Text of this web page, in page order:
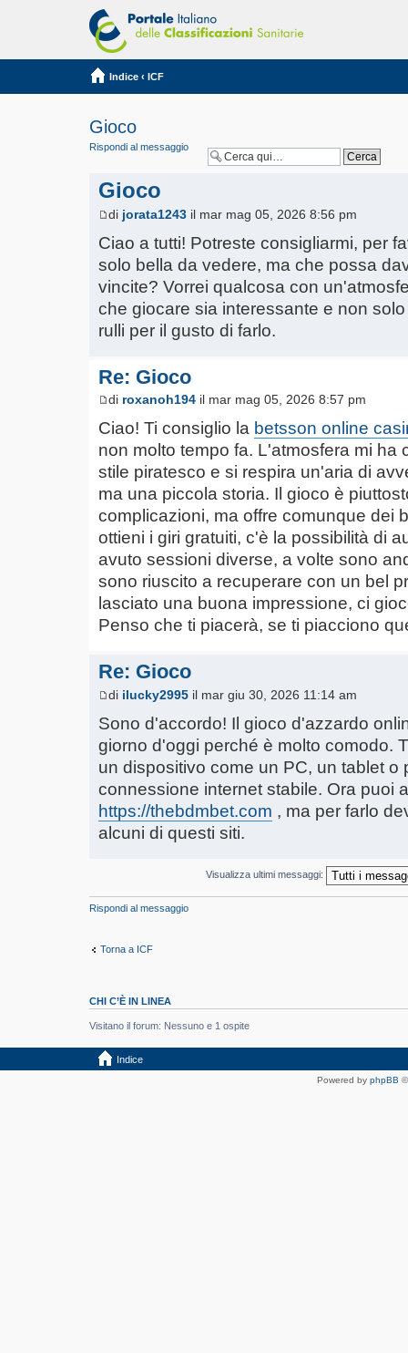
Indice ‹ ICF
Gioco
Rispondi al messaggio
Gioco
di jorata1243 il mar mag 05, 2026 8:56 pm
Ciao a tutti! Potreste consigliarmi, per
solo bella da vedere, ma che possa
vincite? Vorrei qualcosa con
che giocare sia interessante e non
rulli per il gusto di farlo.
Re: Gioco
di roxanoh194 il mar mag 05, 2026 8:57 pm
Ciao! Ti consiglio la betsson online
non molto tempo fa. L'atmosfera mi ha
stile piratesco e si respira un'aria di
ma una piccola storia. Il gioco è
complicazioni, ma offre comunque dei
ottieni i giri gratuiti, c'è la possibilità di
avuto sessioni diverse, a volte sono
sono riuscito a recuperare con un bel
lasciato una buona impressione, ci
Penso che ti piacerà, se ti piacciono
Re: Gioco
di ilucky2995 il mar giu 30, 2026 11:14 am
Sono d'accordo! Il gioco d'azzardo
giorno d'oggi perché è molto comodo.
un dispositivo come un PC, un tablet o
connessione internet stabile. Ora puoi
https://thebdmbet.com , ma per farlo
alcuni di questi siti.
Visualizza ultimi messaggi:
Rispondi al messaggio
Torna a ICF
CHI C’È IN LINEA
Visitano il forum: Nessuno e 1 ospite
Indice
Powered by phpBB